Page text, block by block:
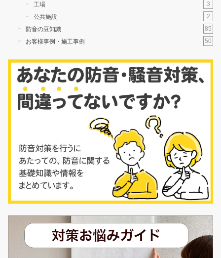
工場
3
公共施設
2
防音の豆知識
85
お客様事例・施工事例
50